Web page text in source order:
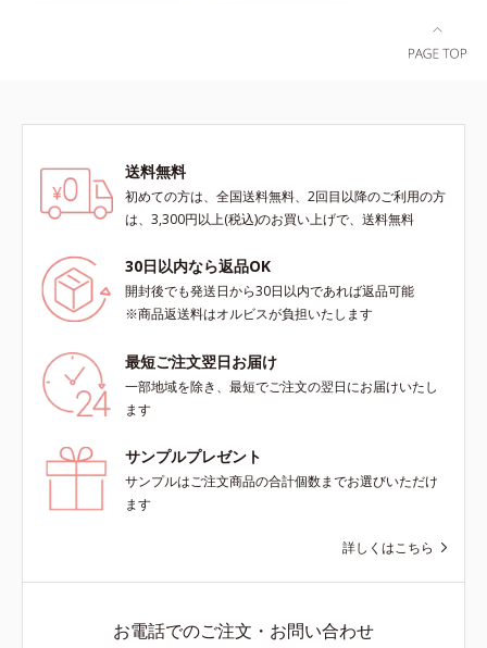
送料無料
初めての方は、全国送料無料、2回目以降のご利用の方
は、3,300円以上(税込)のお買い上げで、送料無料
30日以内なら返品OK
開封後でも発送日から30日以内であれば返品可能
※商品返送料はオルビスが負担いたします
最短ご注文翌日お届け
一部地域を除き、最短でご注文の翌日にお届けいたし
ます
サンプルプレゼント
サンプルはご注文商品の合計個数までお選びいただけ
ます
詳しくはこちら
お電話でのご注文・お問い合わせ